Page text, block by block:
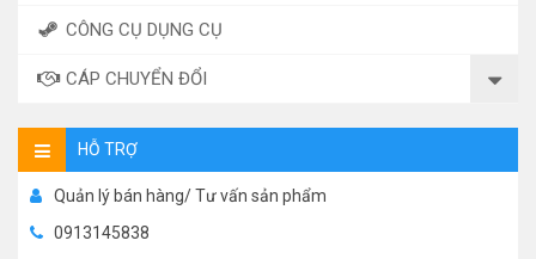
CÔNG CỤ DỤNG CỤ
CÁP CHUYỂN ĐỔI
HỖ TRỢ
Quản lý bán hàng/ Tư vấn sản phẩm
0913145838